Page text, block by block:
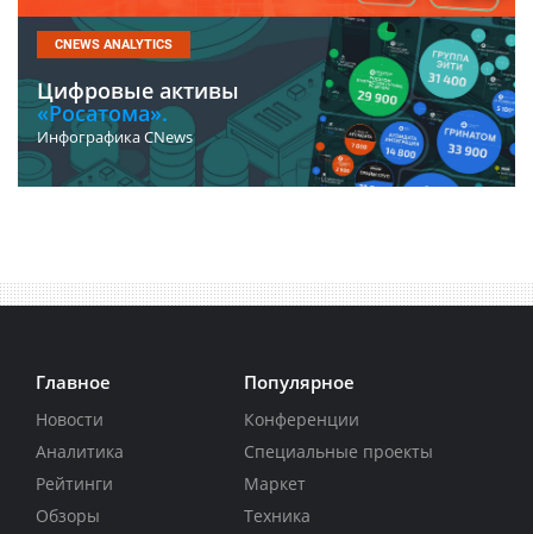
CNEWS ANALYTICS
Цифровые активы
«Росатома».
Инфографика CNews
Главное
Новости
Аналитика
Рейтинги
Обзоры
Популярное
Конференции
Специальные проекты
Маркет
Техника